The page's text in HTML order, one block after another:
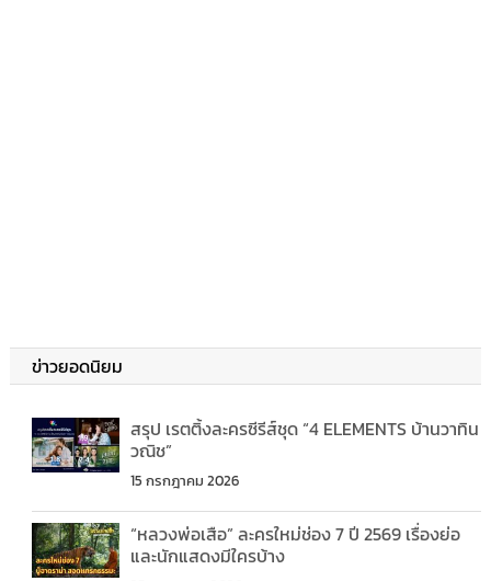
ข่าวยอดนิยม
สรุป เรตติ้งละครซีรีส์ชุด “4 ELEMENTS บ้านวาทิน
วณิช”
15 กรกฎาคม 2026
“หลวงพ่อเสือ” ละครใหม่ช่อง 7 ปี 2569 เรื่องย่อ
และนักแสดงมีใครบ้าง